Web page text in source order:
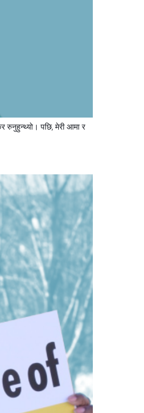
रुनुहुन्थ्यो। पछि, मेरी आमा र